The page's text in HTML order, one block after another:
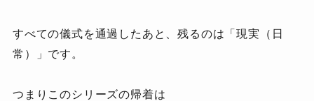
すべての儀式を通過したあと、残るのは「現実（日
常）」です。
つまりこのシリーズの帰着は